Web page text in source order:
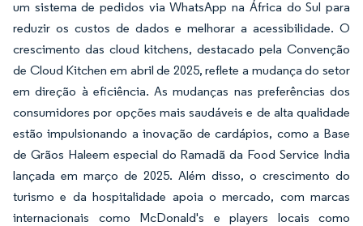
um sistema de pedidos via WhatsApp na África do Sul para
reduzir os custos de dados e melhorar a acessibilidade. O
crescimento das cloud kitchens, destacado pela Convenção
de Cloud Kitchen em abril de 2025, reflete a mudança do setor
em direção à eficiência. As mudanças nas preferências dos
consumidores por opções mais saudáveis e de alta qualidade
estão impulsionando a inovação de cardápios, como a Base
de Grãos Haleem especial do Ramadã da Food Service India
lançada em março de 2025. Além disso, o crescimento do
turismo e da hospitalidade apoia o mercado, com marcas
internacionais como McDonald's e players locais como